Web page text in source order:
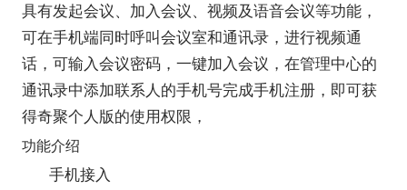
具有发起会议、加入会议、视频及语音会议等功能，
可在手机端同时呼叫会议室和通讯录，进行视频通
话，可输入会议密码，一键加入会议，在管理中心的
通讯录中添加联系人的手机号完成手机注册，即可获
得奇聚个人版的使用权限，
功能介绍
手机接入